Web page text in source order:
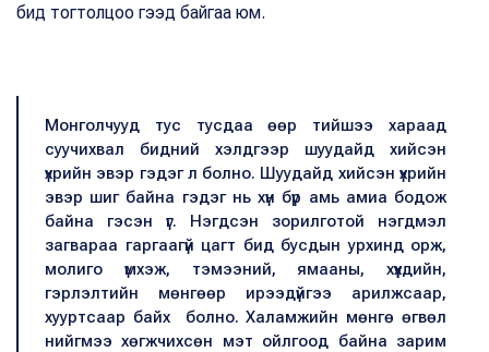
бид тогтолцоо гээд байгаа юм.
Монголчууд тус тусдаа өөр тийшээ хараад
суучихвал бидний хэлдгээр шуудайд хийсэн
үхрийн эвэр гэдэг л болно. Шуудайд хийсэн үхрийн
эвэр шиг байна гэдэг нь хүн бүр амь амиа бодож
байна гэсэн үг. Нэгдсэн зорилготой нэгдмэл
загвараа гаргаагүй цагт бид бусдын урхинд орж,
молиго үмхэж, тэмээний, ямааны, хүүхдийн,
гэрлэлтийн мөнгөөр ирээдүйгээ арилжсаар,
хууртсаар байх болно. Халамжийн мөнгө өгвөл
нийгмээ хөгжчихсөн мэт ойлгоод байна зарим